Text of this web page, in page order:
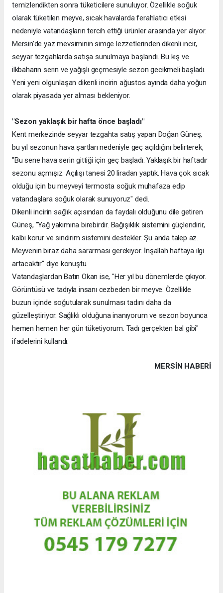
temizlendikten sonra tüketicilere sunuluyor. Özellikle soğuk
olarak tüketilen meyve, sıcak havalarda ferahlatıcı etkisi
nedeniyle vatandaşların tercih ettiği ürünler arasında yer alıyor.
Mersin’de yaz mevsiminin simge lezzetlerinden dikenli incir,
seyyar tezgahlarda satışa sunulmaya başlandı. Bu kış ve
ilkbaharın serin ve yağışlı geçmesiyle sezon gecikmeli başladı.
Yeni yeni olgunlaşan dikenli incirin ağustos ayında daha yoğun
olarak piyasada yer alması bekleniyor.
"Sezon yaklaşık bir hafta önce başladı"
Kent merkezinde seyyar tezgahta satış yapan Doğan Güneş,
bu yıl sezonun hava şartları nedeniyle geç açıldığını belirterek,
"Bu sene hava serin gittiği için geç başladı. Yaklaşık bir haftadır
sezonu açmışız. Açılışı tanesi 20 liradan yaptık. Hava çok sıcak
olduğu için bu meyveyi termosta soğuk muhafaza edip
vatandaşlara soğuk olarak sunuyoruz" dedi.
Dikenli incirin sağlık açısından da faydalı olduğunu dile getiren
Güneş, "Yağ yakımına birebirdir. Bağışıklık sistemini güçlendirir,
kalbi korur ve sindirim sistemini destekler. Şu anda talep az.
Meyvenin biraz daha sararması gerekiyor. İnşallah haftaya ilgi
artacaktır" diye konuştu.
Vatandaşlardan Batın Okan ise, "Her yıl bu dönemlerde çıkıyor.
Görüntüsü ve tadıyla insanı cezbeden bir meyve. Özellikle
buzun içinde soğutularak sunulması tadını daha da
güzelleştiriyor. Sağlıklı olduğuna inanıyorum ve sezon boyunca
hemen hemen her gün tüketiyorum. Tadı gerçekten bal gibi"
ifadelerini kullandı.
MERSIN HABERİ